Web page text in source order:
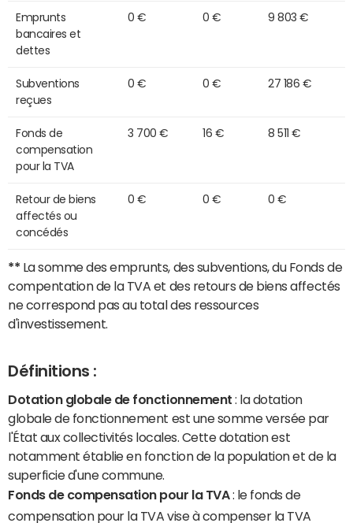
Emprunts
bancaires et
dettes
0 € 0 € 9 803 €
Subventions
reçues
0 € 0 € 27 186 €
Fonds de
compensation
pour la TVA
3 700 € 16 € 8 511 €
Retour de biens
affectés ou
concédés
0 € 0 € 0 €
** La somme des emprunts, des subventions, du Fonds de
compentation de la TVA et des retours de biens affectés
ne correspond pas au total des ressources
d'investissement.
Définitions :
Dotation globale de fonctionnement : la dotation
globale de fonctionnement est une somme versée par
l'État aux collectivités locales. Cette dotation est
notamment établie en fonction de la population et de la
superficie d'une commune.
Fonds de compensation pour la TVA: le fonds de
compensation pour la TVA vise à compenser la TVA